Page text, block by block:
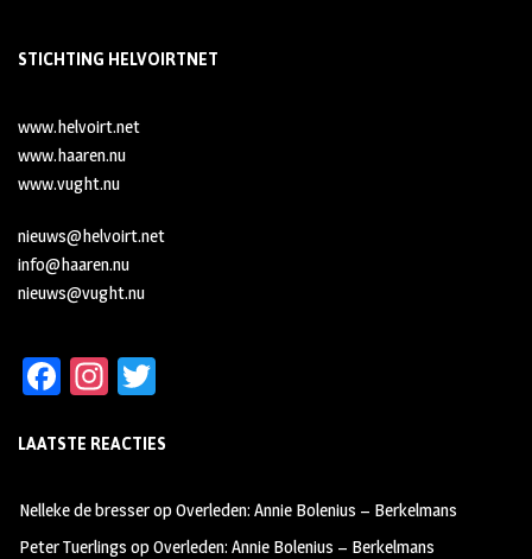
STICHTING HELVOIRTNET
www.helvoirt.net
www.haaren.nu
www.vught.nu
nieuws@helvoirt.net
info@haaren.nu
nieuws@vught.nu
Fa
b
oo
k
In
ag
m
tt
LAATSTE REACTIES
Nelleke de bresseropOverleden: Annie Bolenius – Berkelmans
Peter Tuerlings opOverleden: Annie Bolenius – Berkelmans